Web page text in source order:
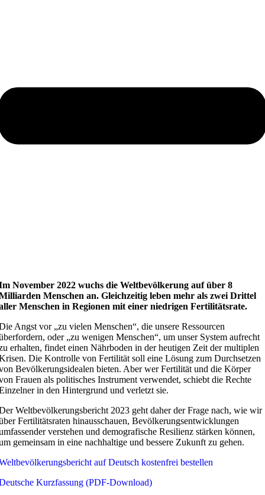
November 2022 wuchs die Weltbevölkerung auf über 8
Menschen an. Gleichzeitig leben mehr als zwei Drittel
Menschen in Regionen mit einer niedrigen Fertilitätsrate.
Angst vor „zu vielen Menschen“, die unsere Ressourcen
oder „zu wenigen Menschen“, um unser System aufrecht
erhalten, findet einen Nährboden in der heutigen Zeit der multiplen
Die Kontrolle von Fertilität soll eine Lösung zum Durchsetzen
Bevölkerungsidealen bieten. Aber wer Fertilität und die Körper
Frauen als politisches Instrument verwendet, schiebt die Rechte
in den Hintergrund und verletzt sie.
Weltbevölkerungsbericht 2023 geht daher der Frage nach, wie wir
Fertilitätsraten hinausschauen, Bevölkerungsentwicklungen
verstehen und demografische Resilienz stärken können,
gemeinsam in eine nachhaltige und bessere Zukunft zu gehen.
auf Deutsch kostenfrei bestellen
Kurzfassung (PDF-Download)